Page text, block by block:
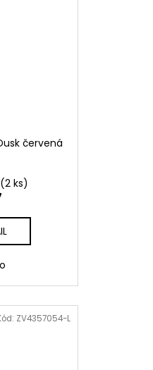
červená
(2 ks)
ZV4357054-L